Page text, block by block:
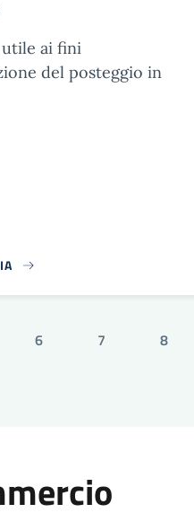
ai fini
del posteggio in
Pagina
6 Pagina
7 Pagina
8